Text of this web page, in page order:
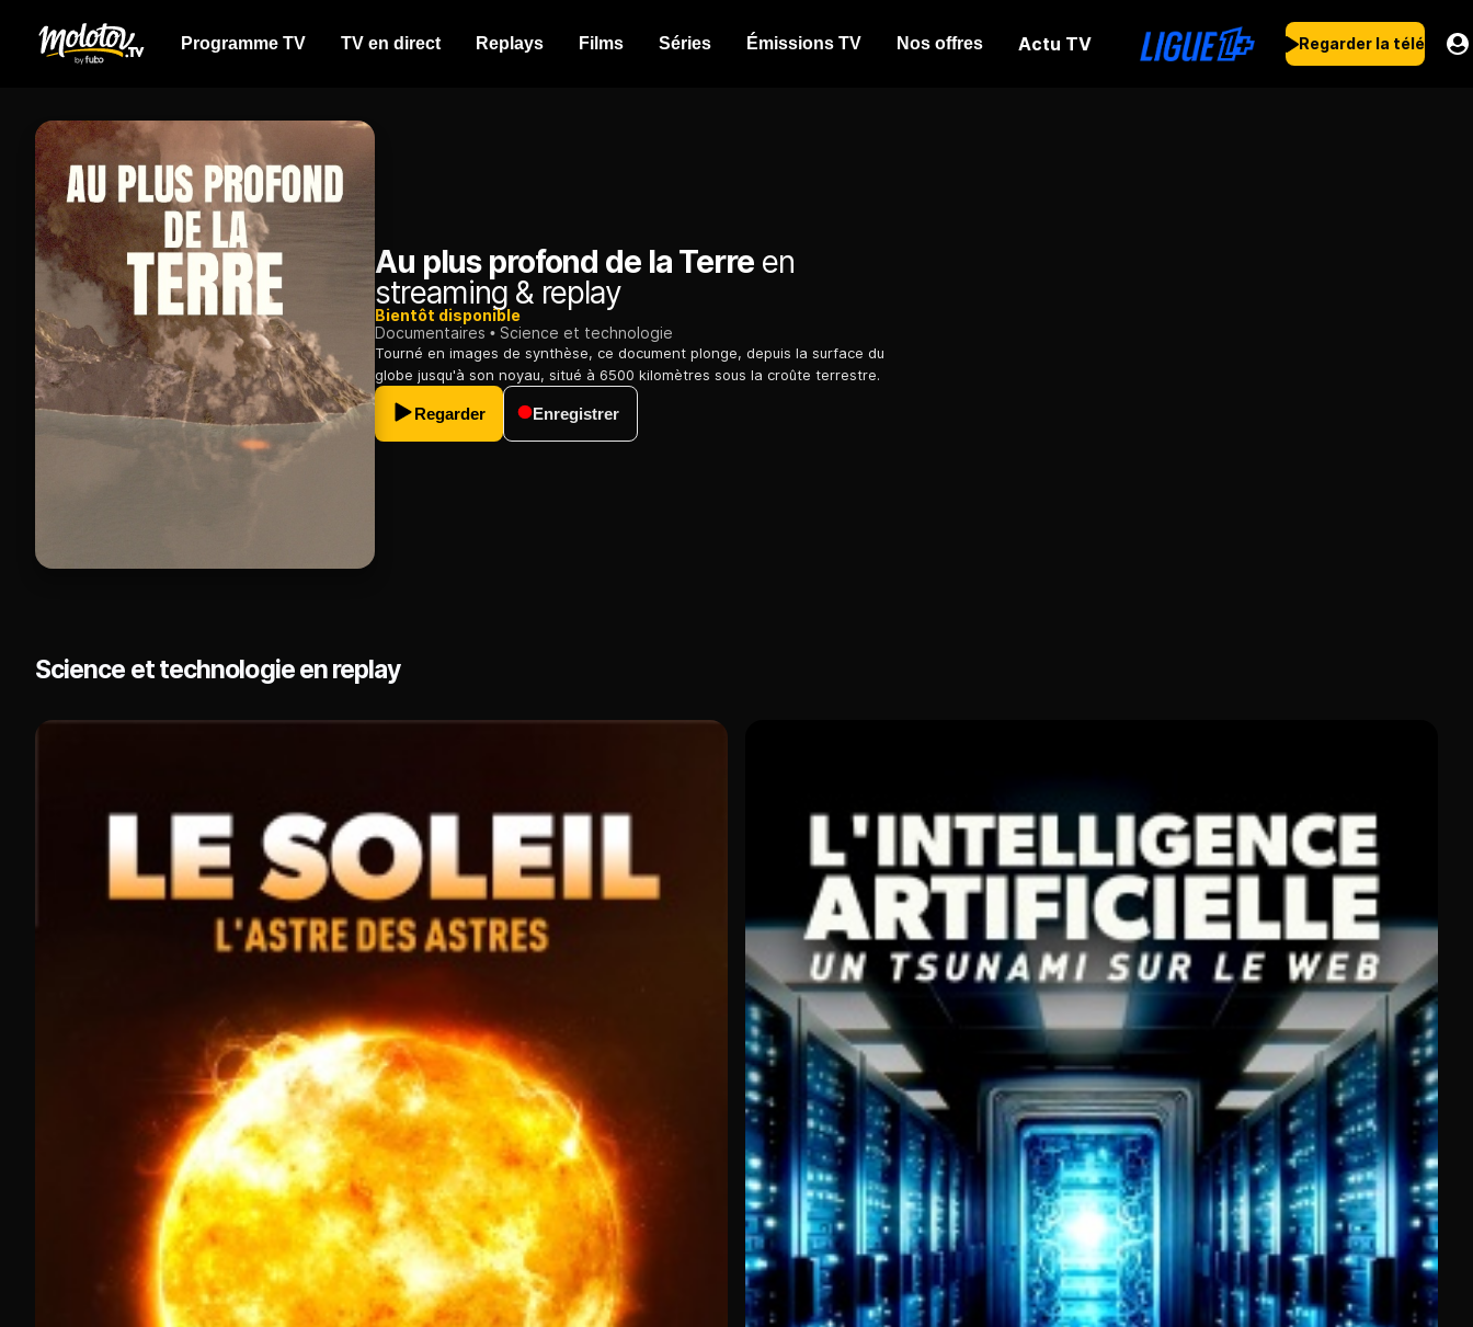
Programme TV TV en direct Replays Films Séries Émissions TV Nos offres Actu TV Regarder la télé
Au plus profond de la Terreen
streaming & replay
Bientôt disponible
Documentaires
Science et technologie
Tourné en images de synthèse, ce document plonge, depuis la surface du
globe jusqu'à son noyau, situé à 6500 kilomètres sous la croûte terrestre.
Regarder Enregistrer
Science et technologie en replay